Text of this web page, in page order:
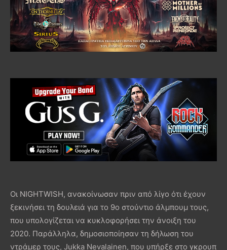
Οι NIGHTWISH, ανακοίνωσαν πριν από λίγο ότι έχουν
ξεκινήσει τη δουλειά για το 9ο στούντιο άλμπουμ τους,
που υπολογίζεται να κυκλοφορήσει την άνοιξη του
2020. Παράλληλα, δημοσιοποίησαν τη δήλωση του
ντράμερ τους, Jukka Nevalainen, που υπήρξε στο γκρουπ